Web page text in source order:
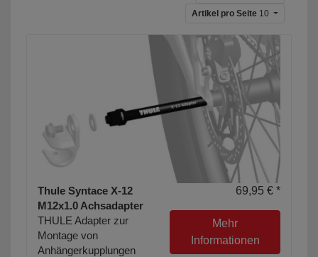
Artikel pro Seite 10
Thule Syntace X-12
M12x1.0 Achsadapter
THULE Adapter zur
Montage von
Anhängerkupplungen
69,95 € *
Mehr
Informationen